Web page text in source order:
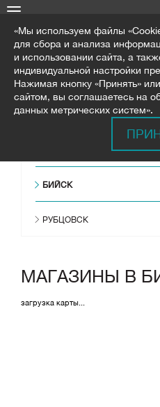
ГЛАВНАЯ МАГАЗИНЫ
БИЙСК
РУБЦОВСК
МАГАЗИНЫ В
загрузка карты...
«Мы используем файлы
для сбора и анализа
и использовании сайта, а
индивидуальной настройки
Нажимая кнопку «Принять»
сайтом, вы соглашаетесь на
данных метрических систем».